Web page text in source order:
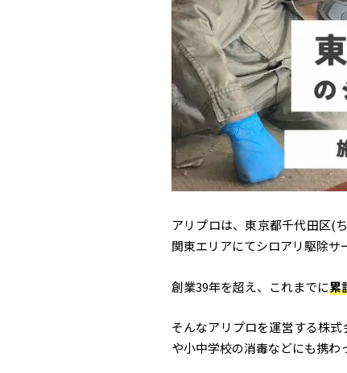
アリプロは、東京都千代田区(
関東エリアにてシロアリ駆除サ
創業39年を超え、これまでに累
そんなアリプロを運営する株
や小中学校の消毒などにも携わ